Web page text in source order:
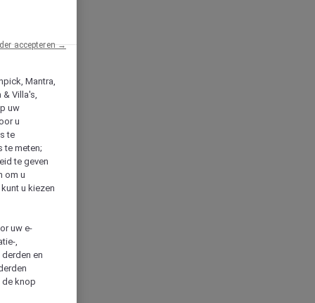
Mantra,
& Villa's,
uw
u
te
te meten;
te geven
om u
u kiezen
uw e-
,
en
de knop
accepteren →